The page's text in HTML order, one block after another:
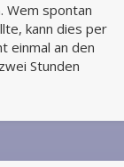
Wem spontan
kann dies per
einmal an den
Stunden